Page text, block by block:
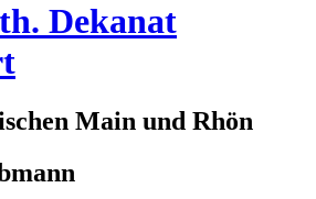
Dekanat
Main und Rhön